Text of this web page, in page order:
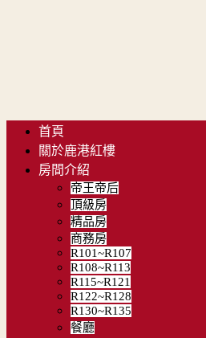
首頁
關於鹿港紅樓
房間介紹
帝王帝后
頂級房
精品房
商務房
R101~R107
R108~R113
R115~R121
R122~R128
R130~R135
餐廳